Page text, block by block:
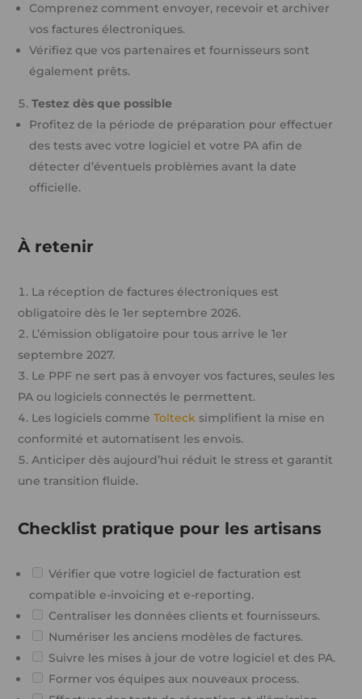
Comprenez comment envoyer, recevoir et archiver
vos factures électroniques.
Vérifiez que vos partenaires et fournisseurs sont
également prêts.
Testez dès que possible
Profitez de la période de préparation pour effectuer
des tests avec votre logiciel et votre PA afin de
détecter d’éventuels problèmes avant la date
officielle.
À retenir
La réception de factures électroniques est
obligatoire dès le 1er septembre 2026.
L’émission obligatoire pour tous arrive le 1er
septembre 2027.
Le PPF ne sert pas à envoyer vos factures, seules les
PA ou logiciels connectés le permettent.
Les logiciels commeTolteck simplifient la mise en
conformité et automatisent les envois.
Anticiper dès aujourd’hui réduit le stress et garantit
une transition fluide.
Checklist pratique pour les artisans
Vérifier que votre logiciel de facturation est
compatible e-invoicing et e-reporting.
Centraliser les données clients et fournisseurs.
Numériser les anciens modèles de factures.
Suivre les mises à jour de votre logiciel et des PA.
Former vos équipes aux nouveaux process.